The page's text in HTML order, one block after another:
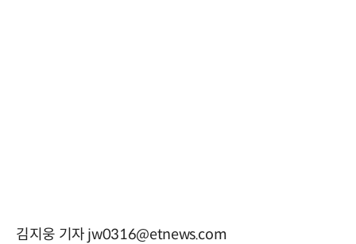
김지웅 기자 jw0316@etnews.com